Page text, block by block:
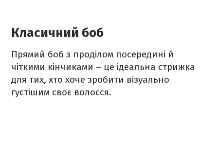
Класичний боб
Прямий боб з проділом посередині й
чіткими кінчиками – це ідеальна стрижка
для тих, хто хоче зробити візуально
густішим своє волосся.